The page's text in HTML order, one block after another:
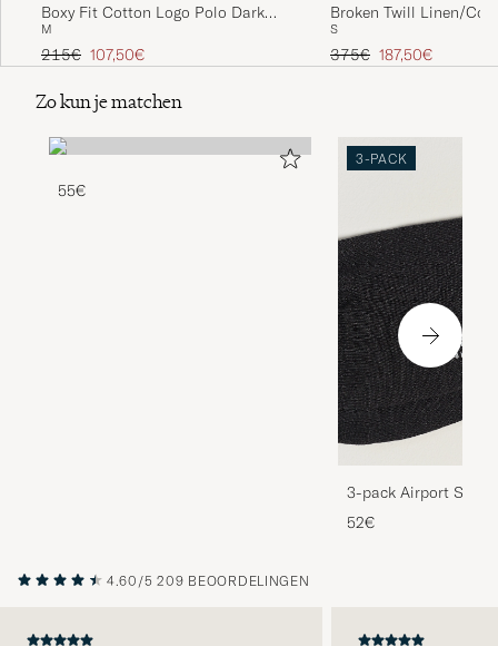
Boxy Fit Cotton Logo Polo Dark
Green
M
Reguliere prijs
215€ Verlaagd prijs
107,50€
Broken Twill Linen/
Overshirt Olive
S
Reguliere prijs
375€ Verlaagd prijs
187,50€
Zo kun je matchen
55€
3-PACK
3-pack Airport
Melange
52€
4.60/5 209 BEOORDELINGEN